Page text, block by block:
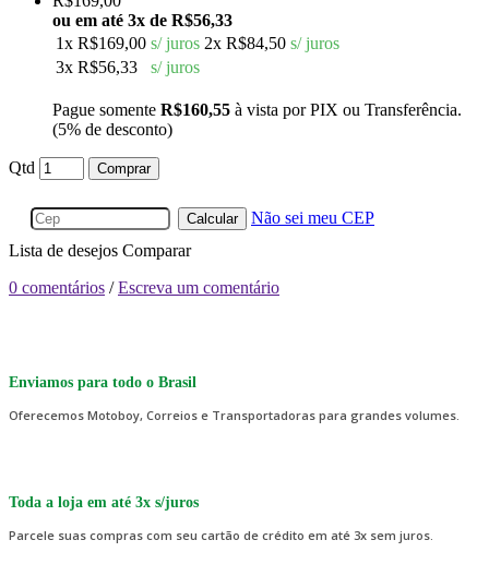
ou em até 3x de R$56,33
1x R$169,00 s/ juros 2x R$84,50 s/ juros
3x R$56,33 s/ juros
Pague somente R$160,55 à vista por PIX ou Transferência.
(5% de desconto)
Qtd Comprar
Calcular
Não sei meu CEP
Lista de desejos Comparar
0 comentários /Escreva um comentário
Enviamos para todo o Brasil
Oferecemos Motoboy, Correios e Transportadoras para grandes volumes.
Toda a loja em até 3x s/juros
Parcele suas compras com seu cartão de crédito em até 3x sem juros.